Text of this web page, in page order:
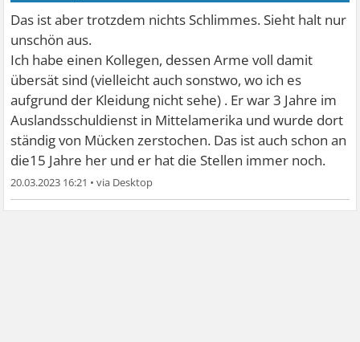
Das ist aber trotzdem nichts Schlimmes. Sieht halt nur
unschön aus.
Ich habe einen Kollegen, dessen Arme voll damit
übersät sind (vielleicht auch sonstwo, wo ich es
aufgrund der Kleidung nicht sehe) . Er war 3 Jahre im
Auslandsschuldienst in Mittelamerika und wurde dort
ständig von Mücken zerstochen. Das ist auch schon an
die15 Jahre her und er hat die Stellen immer noch.
20.03.2023 16:21 •